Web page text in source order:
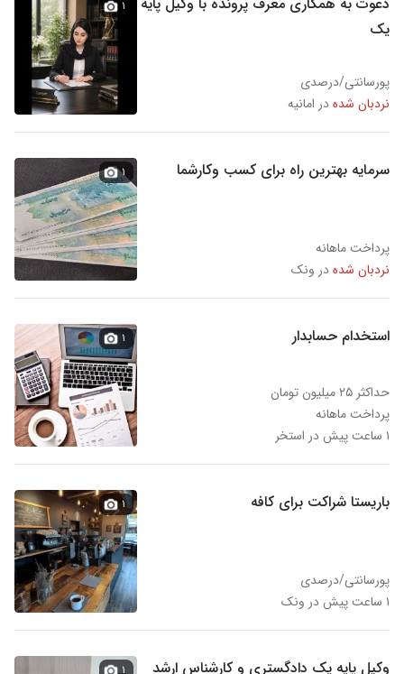
یک
پورسانتی/درصدی
نردبان شدهدر امانیه
۱
سرمایه بهترین راه برای کسب وکارشما
پرداخت ماهانه
نردبان شدهدر ونک
۱
استخدام حسابدار
حداکثر ۲۵ میلیون تومان
پرداخت ماهانه
۱ ساعت پیش در استخر
۱
باریستا شراکت برای کافه
پورسانتی/درصدی
۱ ساعت پیش در ونک
۱
وکیل پایه یک دادگستری و کارشناس ارشد
۱